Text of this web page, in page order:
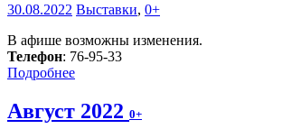
30.08.2022 Выставки, 0+
В афише возможны изменения.
Телефон: 76-95-33
Подробнее
Август 2022 0+